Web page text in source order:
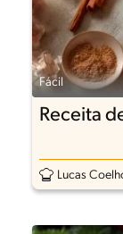
Fácil
Receita
Lucas